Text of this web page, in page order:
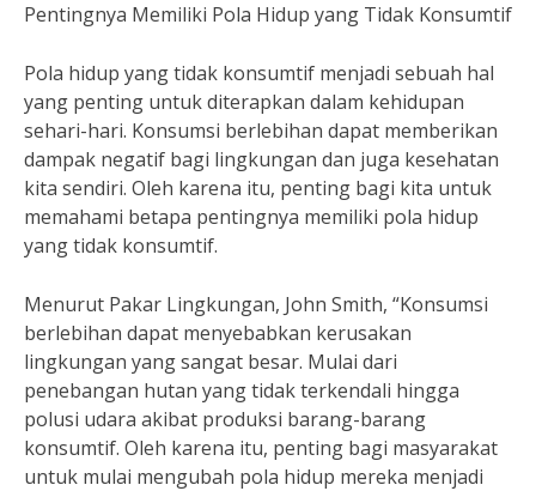
Pentingnya Memiliki Pola Hidup yang Tidak Konsumtif
Pola hidup yang tidak konsumtif menjadi sebuah hal
yang penting untuk diterapkan dalam kehidupan
sehari-hari. Konsumsi berlebihan dapat memberikan
dampak negatif bagi lingkungan dan juga kesehatan
kita sendiri. Oleh karena itu, penting bagi kita untuk
memahami betapa pentingnya memiliki pola hidup
yang tidak konsumtif.
Menurut Pakar Lingkungan, John Smith, “Konsumsi
berlebihan dapat menyebabkan kerusakan
lingkungan yang sangat besar. Mulai dari
penebangan hutan yang tidak terkendali hingga
polusi udara akibat produksi barang-barang
konsumtif. Oleh karena itu, penting bagi masyarakat
untuk mulai mengubah pola hidup mereka menjadi